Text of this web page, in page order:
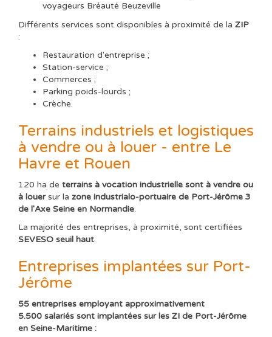
voyageurs Bréauté Beuzeville
Différents services sont disponibles à proximité de la ZIP
:
Restauration d'entreprise ;
Station-service ;
Commerces ;
Parking poids-lourds ;
Crèche.
Terrains industriels et logistiques
à vendre ou à louer - entre Le
Havre et Rouen
120 ha de terrains à vocation industrielle sont à vendre ou
à louersur la zone industrialo-portuaire de Port-Jérôme 3
de l'Axe Seine en Normandie.
La majorité des entreprises, à proximité, sont certifiées
SEVESO seuil haut.
Entreprises implantées sur Port-
Jérôme
55 entreprises employant approximativement
5.500 salariés sont implantées sur les ZI de Port-Jérôme
en Seine-Maritime :